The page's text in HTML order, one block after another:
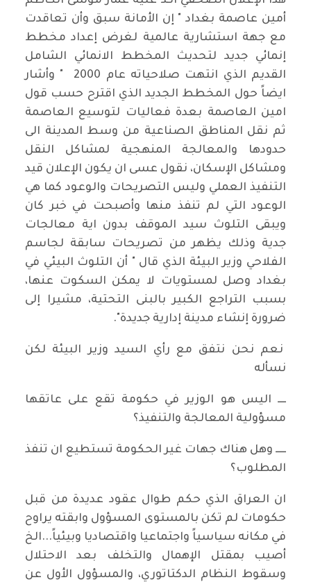
أمين عاصمة بغداد " إن الأمانة سبق وأن تعاقدت
مع جهة استشارية عالمية لغرض إعداد مخطط
إنمائي جديد لتحديث المخطط الانمائي الشامل
القديم الذي انتهت صلاحياته عام 2000 " وأشار
ايضاً حول المخطط الجديد الذي اقترح حسب قول
امين العاصمة بعدة فعاليات لتوسيع العاصمة
ثم نقل المناطق الصناعية من وسط المدينة الى
حدودها والمعالجة المنهجية لمشاكل النقل
ومشاكل الإسكان، نقول عسى ان يكون الإعلان قيد
التنفيذ العملي وليس التصريحات والوعود كما هي
الوعود التي لم تنفذ منها وأصبحت في خبر كان
ويبقى التلوث سيد الموقف بدون اية معالجات
جدية وذلك يظهر من تصريحات سابقة لجاسم
الفلاحي وزير البيئة الذي قال " أن التلوث البيئي في
بغداد وصل لمستويات لا يمكن السكوت عنها،
بسبب التراجع الكبير بالبنى التحتية، مشيرا إلى
ضرورة إنشاء مدينة إدارية جديدة".
نعم نحن نتفق مع رأي السيد وزير البيئة لكن
نسأله
ــــ اليس هو الوزير في حكومة تقع على عاتقها
مسؤولية المعالجة والتنفيذ؟
ـــــ وهل هناك جهات غير الحكومة تستطيع ان تنفذ
المطلوب؟
ان العراق الذي حكم طوال عقود عديدة من قبل
حكومات لم تكن بالمستوى المسؤول وابقته يراوح
في مكانه سياسياً واجتماعيا واقتصاديا وبيئياً...الخ
أصيب بمقتل الإهمال والتخلف بعد الاحتلال
وسقوط النظام الدكتاتوري، والمسؤول الأول عن